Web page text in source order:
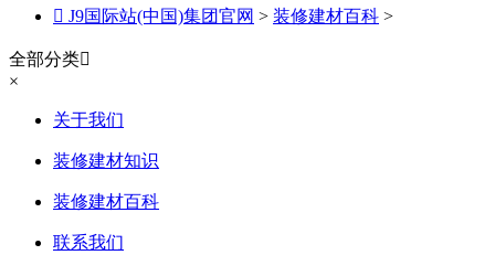
 J9国际站(中国)集团官网 > 装修建材百科 >
全部分类
×
关于我们
装修建材知识
装修建材百科
联系我们